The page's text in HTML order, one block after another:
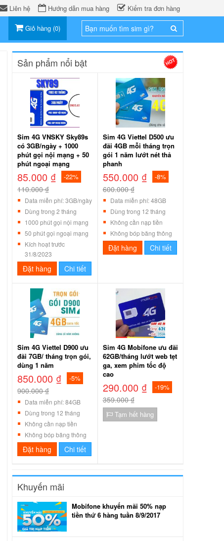
Liên hệ Hướng dẫn mua hàng Kiểm tra đơn hàng
Giỏ hàng (0)
Sản phẩm nổi bật
Sim 4G VNSKY Sky89s
có 3GB/ngày + 1000
phút gọi nội mạng + 50
phút ngoại mạng
85.000 ₫ -22%
110.000 ₫
Data miễn phí: 3GB/ngày
Dùng trong 2 tháng
1000 phút gọi nội mạng
50 phút gọi ngoại mạng
Kích hoạt trước
31/8/2023
Đặt hàng Chi tiết
Sim 4G Viettel D500 ưu
đãi 4GB mỗi tháng trọn
gói 1 năm lướt nét thả
phanh
550.000 ₫ -8%
600.000 ₫
Data miễn phí: 48GB
Dùng trong 12 tháng
Không cần nạp tiền
Không bóp băng thông
Đặt hàng Chi tiết
Sim 4G Viettel D900 ưu
đãi 7GB/ tháng trọn gói,
dùng 1 năm
850.000 ₫ -5%
900.000 ₫
Data miễn phí: 84GB
Dùng trong 12 tháng
Không cần nạp tiền
Không bóp băng thông
Đặt hàng Chi tiết
Sim 4G Mobifone ưu đãi
62GB/tháng lướt web tẹt
ga, xem phim tốc độ
cao
290.000 ₫ -19%
359.000 ₫
Tạm hết hàng
Khuyến mãi
Mobifone khuyến mãi 50% nạp
tiền thứ 6 hàng tuần 8/9/2017